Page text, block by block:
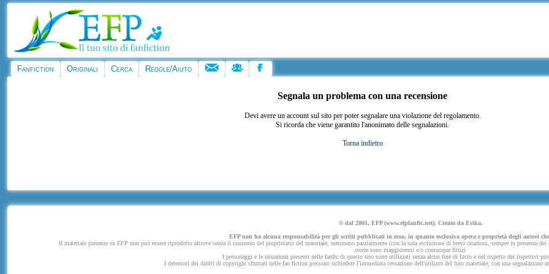
Fanfiction Originali Cerca Regole/Aiuto
Segnala un problema con una recensione
Devi avere un account sul sito per poter segnalare una violazione del regolamento.
Si ricorda che viene garantito l'anonimato delle segnalazioni.
Torna indietro
© dal 2001, EFP (www.efpfanfic.net). Creato da Erika.
EFP non ha alcuna responsabilità per gli scritti pubblicati in esso, in quanto esclusiva opera e proprietà degli autori
Il materiale presente su EFP non può essere riprodotto altrove senza il consenso del proprietario del materiale, nemmeno parzialmente (con la sola esclusione di brevi citazioni, sempre in
storie sono maggiorenni e/o comunque fittizi.
I personaggi e le situazioni presenti nelle fanfic di questo sito sono utilizzati senza alcun fine di lucro e nel rispetto dei rispettivi
I detentori dei diritti di copyright sfruttati nelle fan fiction possono richiedere l'immediata cessazione dell'utilizzo del loro materiale, con una segnalazione